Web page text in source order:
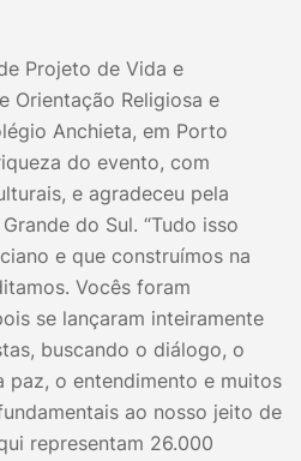
Projeto de Vida e
Orientação Religiosa e
Anchieta, em Porto
do evento, com
e agradeceu pela
do Sul. “Tudo isso
e que construímos na
Vocês foram
se lançaram inteiramente
buscando o diálogo, o
paz, o entendimento e muitos
ao nosso jeito de
representam 26.000